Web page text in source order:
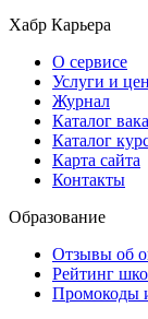
Хабр Карьера
О сервисе
Услуги и
Журнал
Каталог
Каталог
Карта сайта
Контакты
Образование
Отзывы об
Рейтинг
Промокоды